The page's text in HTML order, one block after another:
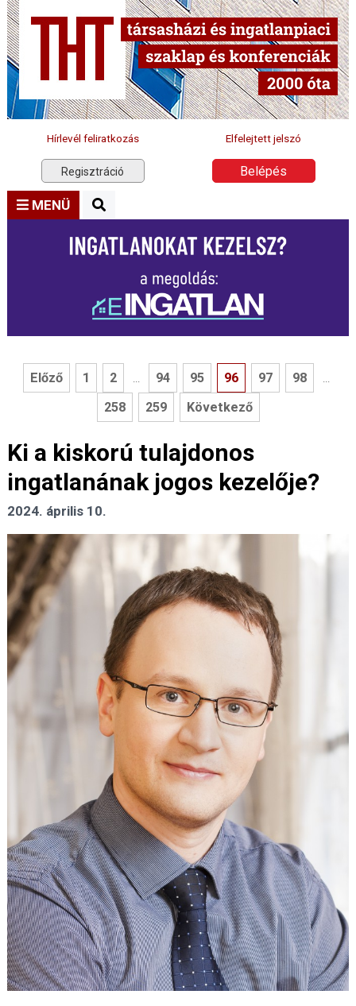
Hírlevél feliratkozás Elfelejtett jelszó
Regisztráció Belépés
MENÜ
Előző 1 2 ... 94 95 96 97 98 ...
258 259 Következő
Ki a kiskorú tulajdonos
ingatlanának jogos kezelője?
2024. április 10.